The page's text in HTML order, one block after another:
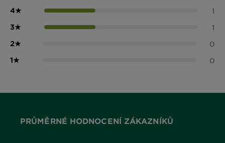
4★ 1
3★ 1
2★ 0
1★ 0
PRŮMĚRNÉ HODNOCENÍ ZÁKAZNÍKŮ